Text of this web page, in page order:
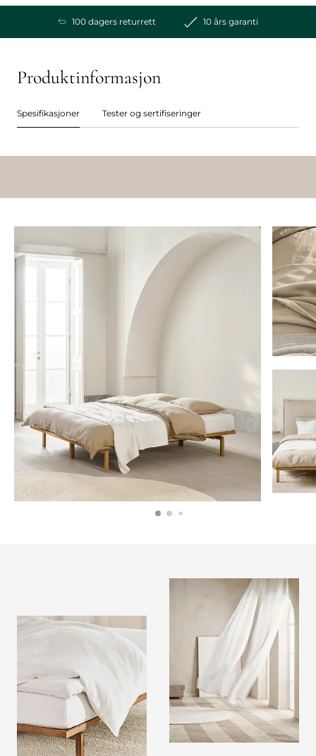
100 dagers returrett 10 års garanti
Produktinformasjon
Spesifikasjoner Tester og sertifiseringer